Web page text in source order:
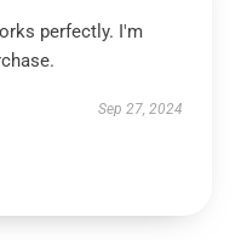
perfectly. I'm
Sep 27, 2024